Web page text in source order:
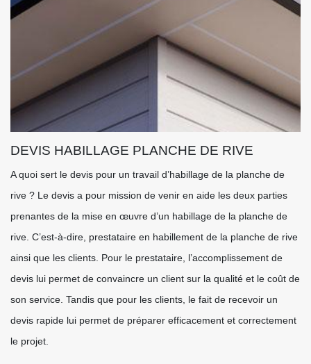
DEVIS HABILLAGE PLANCHE DE RIVE
A quoi sert le devis pour un travail d’habillage de la planche de
rive ? Le devis a pour mission de venir en aide les deux parties
prenantes de la mise en œuvre d’un habillage de la planche de
rive. C’est-à-dire, prestataire en habillement de la planche de rive
ainsi que les clients. Pour le prestataire, l’accomplissement de
devis lui permet de convaincre un client sur la qualité et le coût de
son service. Tandis que pour les clients, le fait de recevoir un
devis rapide lui permet de préparer efficacement et correctement
le projet.